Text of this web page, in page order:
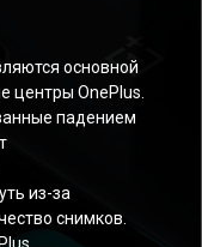
основной
центры OnePlus.
падением
из-за
снимков.